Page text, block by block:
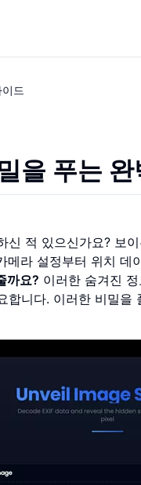
드
을 푸는
적 있으신가요? 보
메라 설정부터 위치
까요? 이러한 숨겨진
니다. 이러한 비밀을